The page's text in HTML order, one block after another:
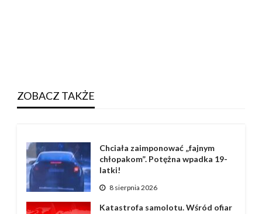
ZOBACZ TAKŻE
Chciała zaimponować „fajnym
chłopakom”. Potężna wpadka 19-
latki!
8 sierpnia 2026
Katastrofa samolotu. Wśród ofiar